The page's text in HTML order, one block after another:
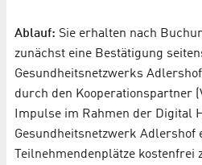
Ablauf: Sie erhalten nach
zunächst eine Bestätigung
Gesundheitsnetzwerks
durch den Kooperationspartner
Impulse im Rahmen der Digital
Gesundheitsnetzwerk Adlershof
Teilnehmendenplätze